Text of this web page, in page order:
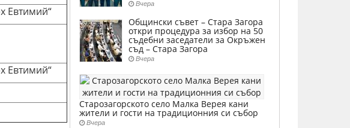
Евтимий“
Евтимий“
Вчера
Общински съвет – Стара Загора
откри процедура за избор на 50
съдебни заседатели за Окръжен
съд – Стара Загора
Вчера
Старозагорското село Малка Верея кани
жители и гости на традиционния си събор
Вчера